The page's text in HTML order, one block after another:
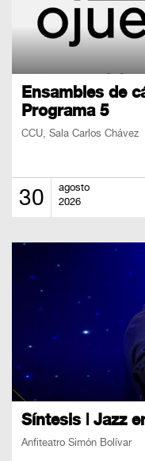
Ensambles de
Programa 5
CCU, Sala Carlos Chávez
30
agosto
2026
Síntesis | Jazz
Anfiteatro Simón Bolívar